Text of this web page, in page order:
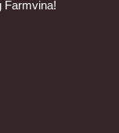
Farmvina!